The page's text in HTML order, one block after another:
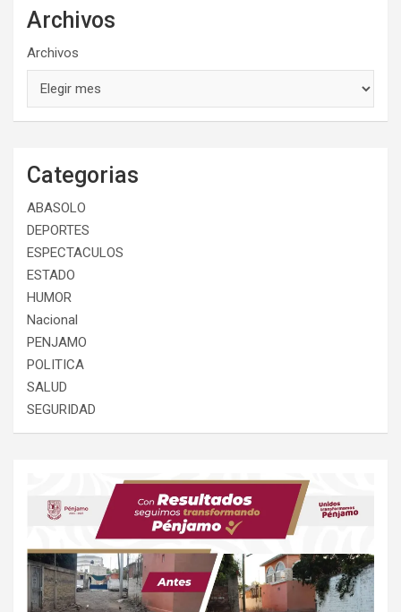
Archivos
Archivos
Categorias
ABASOLO
DEPORTES
ESPECTACULOS
ESTADO
HUMOR
Nacional
PENJAMO
POLITICA
SALUD
SEGURIDAD